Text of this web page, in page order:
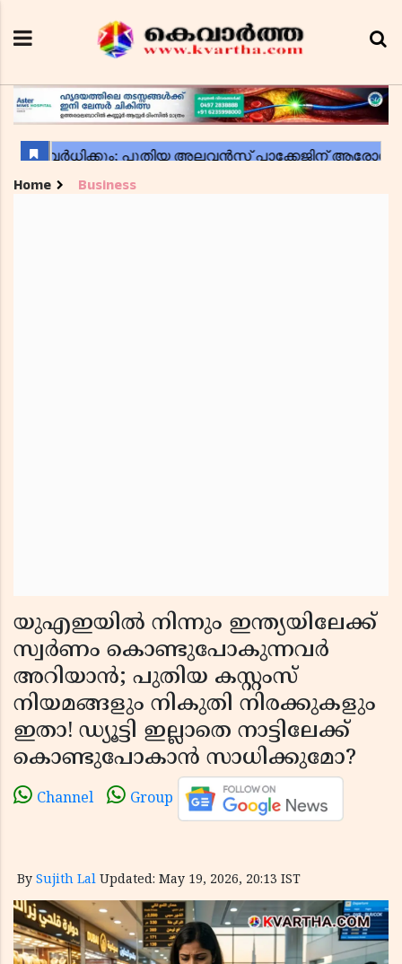
Home Business
യുഎഇയിൽ നിന്നും ഇന്ത്യയിലേക്ക്
സ്വർണം കൊണ്ടുപോകുന്നവർ
അറിയാൻ; പുതിയ കസ്റ്റംസ്
നിയമങ്ങളും നികുതി നിരക്കുകളും
ഇതാ! ഡ്യൂട്ടി ഇല്ലാതെ നാട്ടിലേക്ക്
കൊണ്ടുപോകാൻ സാധിക്കുമോ?
Channel Group
By Sujith Lal Updated: May 19, 2026, 20:13 IST